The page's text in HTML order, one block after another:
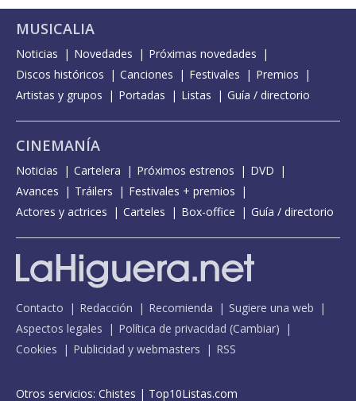
MUSICALIA
Noticias Novedades
Próximas novedades
Discos históricos
Canciones Festivales
Premios
Artistas y grupos
Portadas Listas Guía / directorio
CINEMANÍA
Noticias Cartelera Próximos estrenos
DVD
Avances
Tráilers
Festivales + premios
Actores y actrices
Carteles Box-office Guía / directorio
Contacto Redacción Recomienda
Sugiere una web
Aspectos legales
Política de privacidad (Cambiar)
Cookies
Publicidad y webmasters RSS
Otros servicios: Chistes | Top10Listas.com